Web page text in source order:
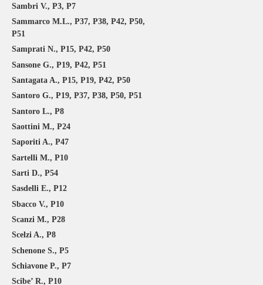
Sambri V., P3, P7
Sammarco M.L., P37, P38, P42, P50,
P51
Samprati N., P15, P42, P50
Sansone G., P19, P42, P51
Santagata A., P15, P19, P42, P50
Santoro G., P19, P37, P38, P50, P51
Santoro L., P8
Saottini M., P24
Saporiti A., P47
Sartelli M., P10
Sarti D., P54
Sasdelli E., P12
Sbacco V., P10
Scanzi M., P28
Scelzi A., P8
Schenone S., P5
Schiavone P., P7
Scibe’ R., P10